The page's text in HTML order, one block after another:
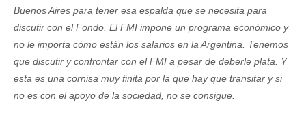
Buenos Aires para tener esa espalda que se necesita para
discutir con el Fondo. El FMI impone un programa económico y
no le importa cómo están los salarios en la Argentina. Tenemos
que discutir y confrontar con el FMI a pesar de deberle plata. Y
esta es una cornisa muy finita por la que hay que transitar y si
no es con el apoyo de la sociedad, no se consigue.